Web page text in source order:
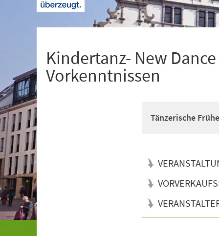
Kindertanz- New
Vorkenntnissen
Tänzerische